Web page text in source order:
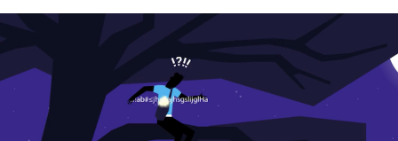
Economia
Altrecose
Mondiali calcio 2026
PODCAST